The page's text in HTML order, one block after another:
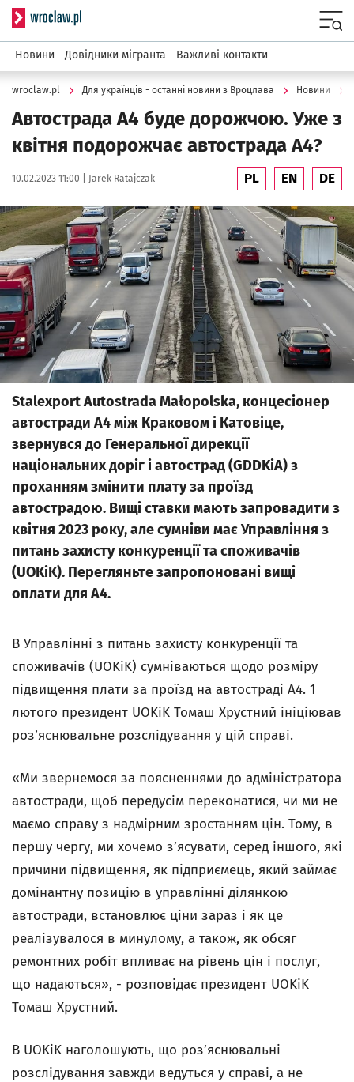
Serwis informacyjny wroclaw.pl
Новини Довідники мігранта Важливі контакти
wroclaw.pl Для українців - останні новини з Вроцлава Новини
Автострада А4 буде дорожчою. Уже з
квітня подорожчає автострада А4?
Data publikacji:
10.02.2023 11:00 | Autor:
Jarek Ratajczak PL EN DE
Kliknij, aby powiększyć
Stalexport Autostrada Małopolska, концесіонер
автостради А4 між Краковом і Катовіце,
звернувся до Генеральної дирекції
національних доріг і автострад (GDDKiA) з
проханням змінити плату за проїзд
автострадою. Вищі ставки мають запровадити з
квітня 2023 року, але сумніви має Управління з
питань захисту конкуренції та споживачів
(UOKiK). Перегляньте запропоновані вищі
оплати для A4.
В Управлінні з питань захисту конкуренції та
споживачів (UOKiK) сумніваються щодо розміру
підвищення плати за проїзд на автостраді А4. 1
лютого президент UOKiK Томаш Хрустний ініціював
роз’яснювальне розслідування у цій справі.
«Ми звернемося за поясненнями до адміністратора
автостради, щоб передусім переконатися, чи ми не
маємо справу з надмірним зростанням цін. Тому, в
першу чергу, ми хочемо з’ясувати, серед іншого, які
причини підвищення, як підприємець, який займає
домінантну позицію в управлінні ділянкою
автостради, встановлює ціни зараз і як це
реалізувалося в минулому, а також, як обсяг
ремонтних робіт впливає на рівень цін і послуг,
що надаються», - розповідає президент UOKiK
Томаш Хрустний.
В UOKiK наголошують, що роз’яснювальні
розслідування завжди ведуться у справі, а не